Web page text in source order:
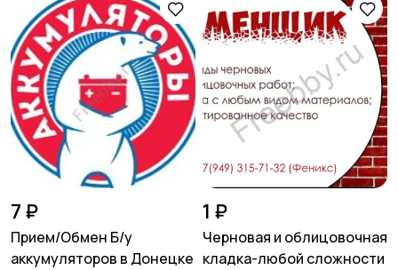
7 ₽
Прием/Обмен Б/у
аккумуляторов в Донецке
1 ₽
Черновая и облицовочная
кладка-любой сложности